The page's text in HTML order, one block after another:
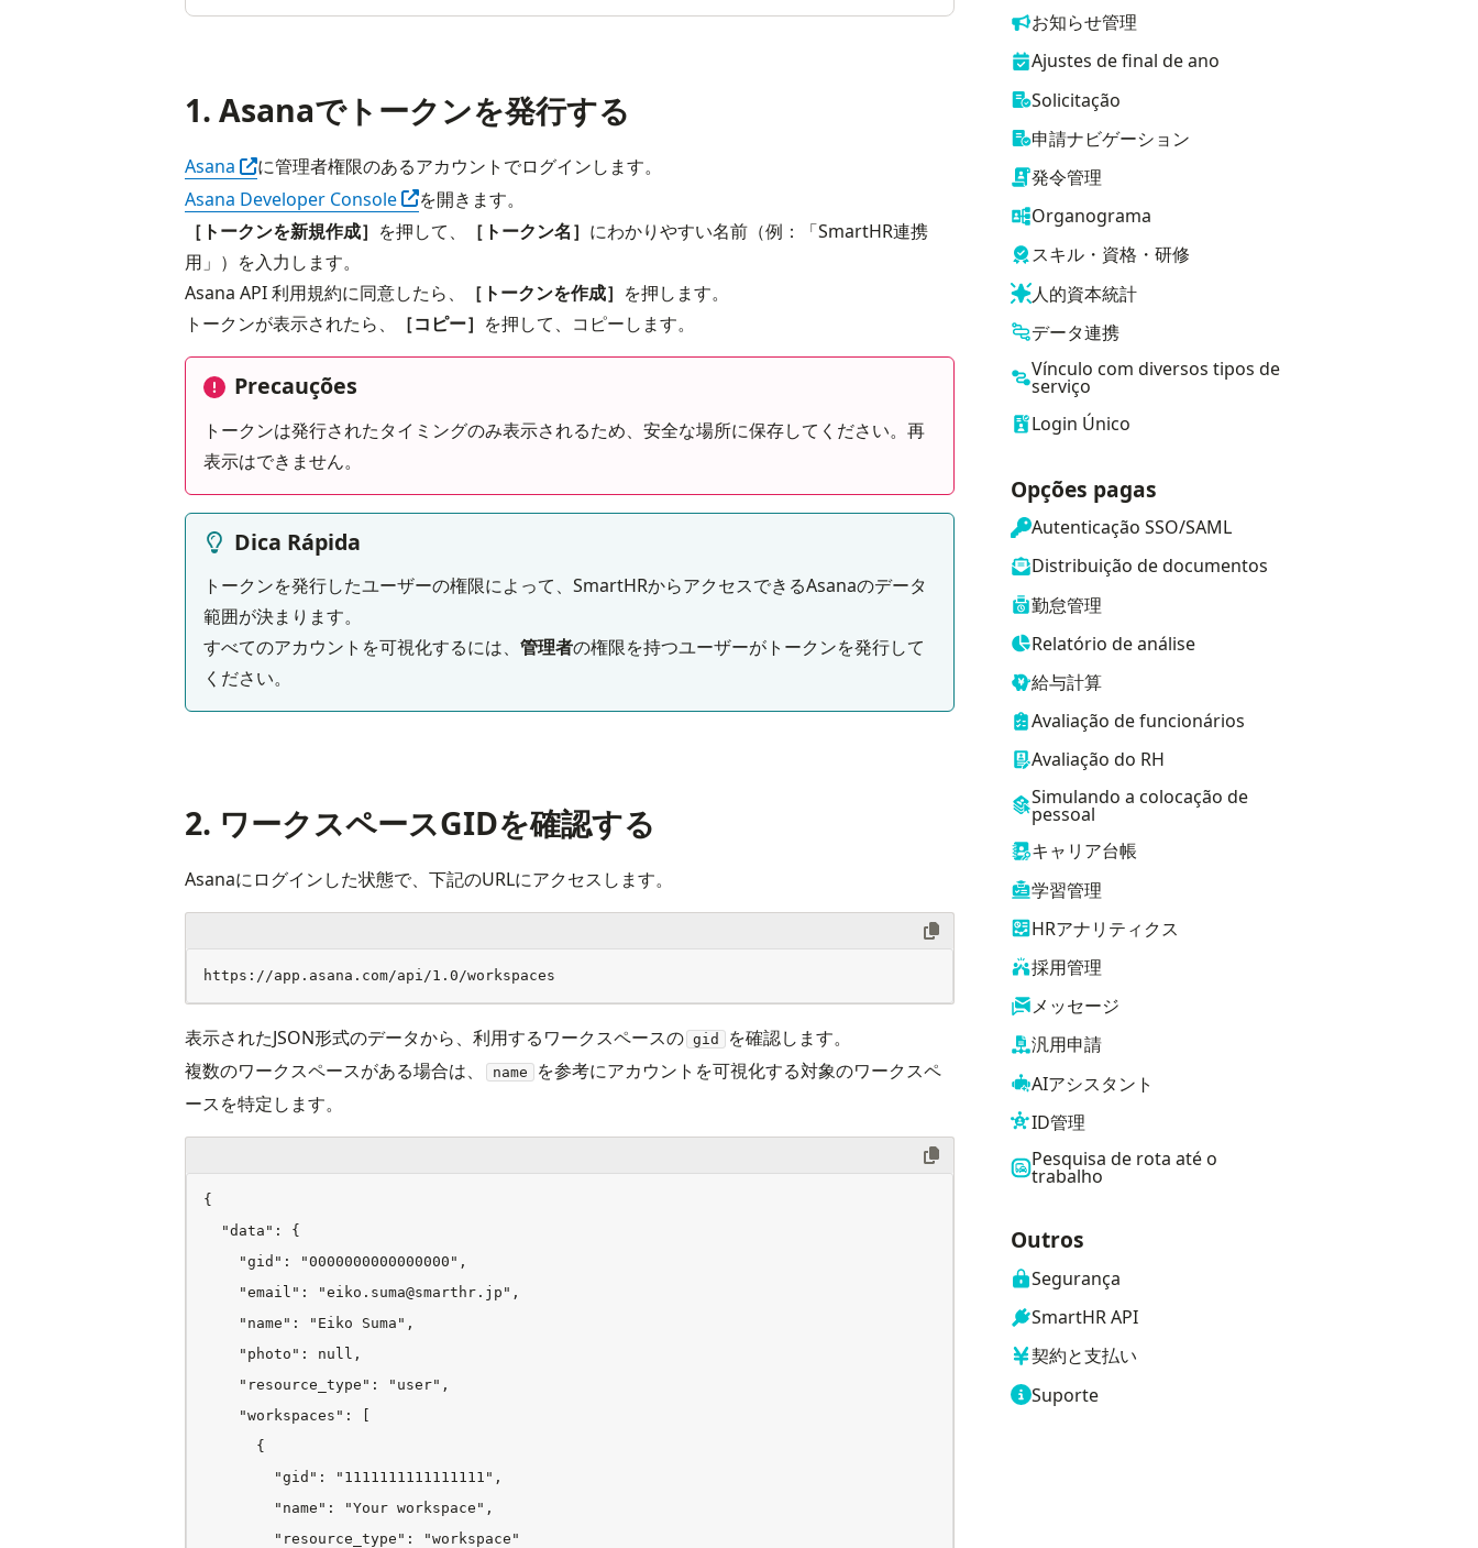
1. Asanaでトークンを発行する
Asana
に管理者権限のあるアカウントでログインします。
Asana Developer Console
Abra em outra guia
を開きます。
［トークンを新規作成］ を押して、 ［トークン名］ にわかりやすい名前（例：「SmartHR連携
用」）を入力します。
Asana API 利用規約に同意したら、
［トークンを作成］ を押します。
トークンが表示されたら、
［コピー］ を押して、コピーします。
Precauções
トークンは発行されたタイミングのみ表示されるため、安全な場所に保存してください。再
表示はできません。
Dica Rápida
トークンを発行したユーザーの権限によって、SmartHRからアクセスできるAsanaのデータ
範囲が決まります。
すべてのアカウントを可視化するには、 管理者の権限を持つユーザーがトークンを発行して
ください。
2. ワークスペースGIDを確認する
Asanaにログインした状態で、下記のURLにアクセスします。
表示されたJSON形式のデータから、利用するワークスペースの gid
を確認します。
複数のワークスペースがある場合は、
name
を参考にアカウントを可視化する対象のワークスペ
ースを特定します。
{
  "data": {
    "gid": "0000000000000000",
    "email": "eiko.suma@smarthr.jp",
    "name": "Eiko Suma",
    "photo": null,
    "resource_type": "user",
    "workspaces": [
      {
        "gid": "1111111111111111",
        "name": "Your workspace",
        "resource_type": "workspace"
お知らせ管理
Ajustes de final de ano
Solicitação
申請ナビゲーション
発令管理
Organograma
スキル・資格・研修
人的資本統計
データ連携
Vínculo com diversos tipos de
serviço
Login Único
Opções pagas
Autenticação SSO/SAML
Distribuição de documentos
勤怠管理
Relatório de análise
給与計算
Avaliação de funcionários
Avaliação do RH
Simulando a colocação de
pessoal
キャリア台帳
学習管理
HRアナリティクス
採用管理
メッセージ
汎用申請
AIアシスタント
ID管理
Pesquisa de rota até o
trabalho
Outros
Segurança
SmartHR API
契約と支払い
Suporte